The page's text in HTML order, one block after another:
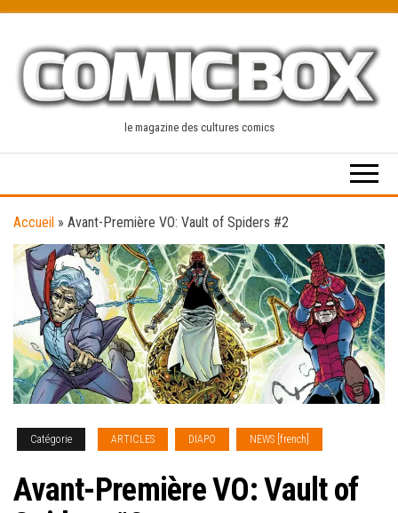
content
le magazine des cultures comics
Accueil » Avant-Première VO: Vault of Spiders #2
Catégorie ARTICLES DIAPO NEWS [french]
Avant-Première VO: Vault of